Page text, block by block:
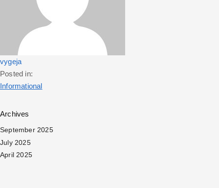
vygeja
Posted in:
Informational
Archives
September 2025
July 2025
April 2025